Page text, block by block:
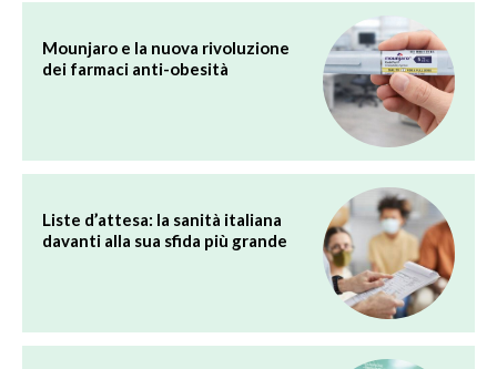
Mounjaro e la nuova rivoluzione
dei farmaci anti-obesità
Liste d’attesa: la sanità italiana
davanti alla sua sfida più grande